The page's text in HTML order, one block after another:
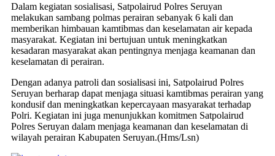
Dalam kegiatan sosialisasi, Satpolairud Polres Seruyan
melakukan sambang polmas perairan sebanyak 6 kali dan
memberikan himbauan kamtibmas dan keselamatan air kepada
masyarakat. Kegiatan ini bertujuan untuk meningkatkan
kesadaran masyarakat akan pentingnya menjaga keamanan dan
keselamatan di perairan.
Dengan adanya patroli dan sosialisasi ini, Satpolairud Polres
Seruyan berharap dapat menjaga situasi kamtibmas perairan yang
kondusif dan meningkatkan kepercayaan masyarakat terhadap
Polri. Kegiatan ini juga menunjukkan komitmen Satpolairud
Polres Seruyan dalam menjaga keamanan dan keselamatan di
wilayah perairan Kabupaten Seruyan.(Hms/Lsn)